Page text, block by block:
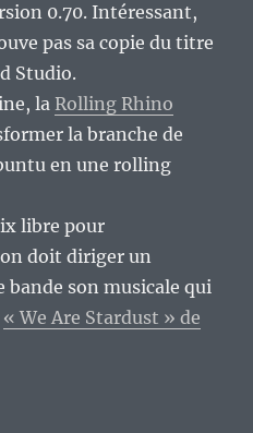
0.70. Intéressant,
pas sa copie du titre
Studio.
laRolling Rhino
la branche de
en une rolling
libre pour
doit diriger un
bande son musicale qui
« We Are Stardust » de